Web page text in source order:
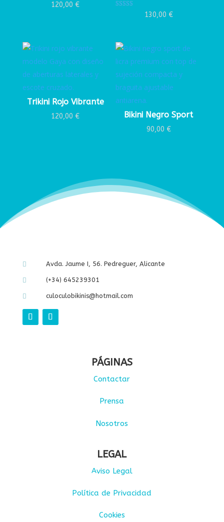
120,00 €
Valorado con130,00 €
Trikini Rojo Vibrante
120,00 € Bikini Negro Sport
90,00 €
 Avda. Jaume I, 56. Pedreguer, Alicante
 (+34) 645239301
 culoculobikinis@hotmail.com
PÁGINAS
Contactar
Prensa
Nosotros
LEGAL
Aviso Legal
Política de Privacidad
Cookies